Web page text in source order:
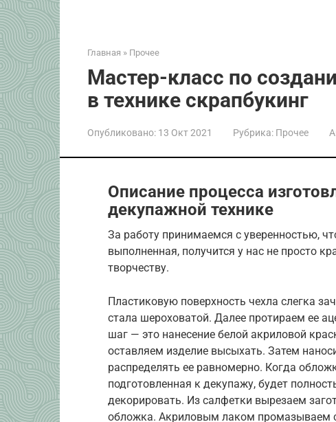
Главная » Прочее
Мастер-класс по
в технике скрапбукинг
Опубликовано: 13 Окт 2021 Рубрика: Прочее
Описание процесса
декупажной технике
За работу принимаемся с уверенностью,
выполненная, получится у нас не просто
творчеству.
Пластиковую поверхность чехла слегка
стала шероховатой. Далее протираем ее
шаг — это нанесение белой акриловой
оставляем изделие высыхать. Затем
распределять ее равномерно. Когда
подготовленная к декупажу, будет
декорировать. Из салфетки вырезаем
обложка. Акриловым лаком промазываем